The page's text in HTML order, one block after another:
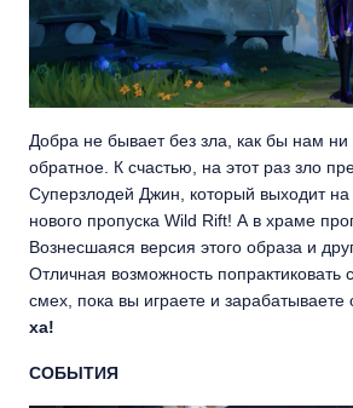
Добра не бывает без зла, как бы нам ни
обратное. К счастью, на этот раз зло
Суперзлодей Джин, который выходит на
нового пропуска Wild Rift! А в храме
Вознесшаяся версия этого образа и
Отличная возможность попрактиковать
смех, пока вы играете и зарабатываете
ха!
СОБЫТИЯ